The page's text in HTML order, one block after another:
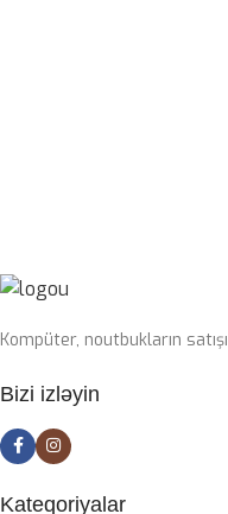
Kompüter, noutbukların satışı
Bizi izləyin
Kateqoriyalar